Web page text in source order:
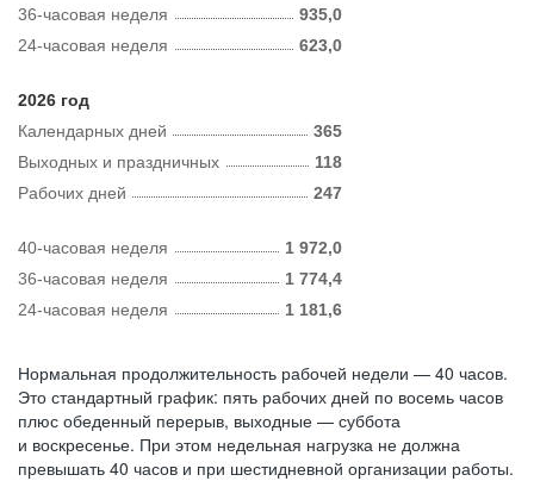
36-часовая неделя
935,0
24-часовая неделя
623,0
2026 год
Календарных дней
365
Рабочих дней 247
Выходных и праздничных 118
40-часовая неделя
1 972,0
36-часовая неделя
1 774,4
24-часовая неделя
1 181,6
Нормальная продолжительность рабочей недели — 40 часов.
Это стандартный график: пять рабочих дней по восемь часов
плюс обеденный перерыв, выходные — суббота
и воскресенье. При этом недельная нагрузка не должна
превышать 40 часов и при шестидневной организации работы.